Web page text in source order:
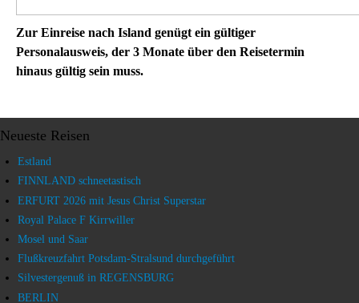
Zur Einreise nach Island genügt ein gültiger
Personalausweis, der 3 Monate über den Reisetermin
hinaus gültig sein muss.
Neueste Reisen
Estland
FINNLAND schneetastisch
ERFURT 2026 mit Jesus Christ Superstar
Royal Palace F Kirrwiller
Mosel und Saar
Flußkreuzfahrt Potsdam-Stralsund durchgeführt
Silvestergenuß in REGENSBURG
BERLIN